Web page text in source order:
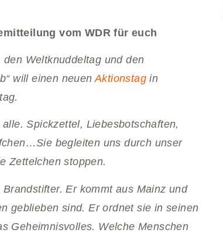
vom WDR für euch
Weltknuddeltag und den
will einen neuenAktionstag in
Spickzettel, Liebesbotschaften,
begleiten uns durch unser
Zettelchen stoppen.
Er kommt aus Mainz und
geblieben sind. Er ordnet sie in seinen
Geheimnisvolles. Welche Menschen